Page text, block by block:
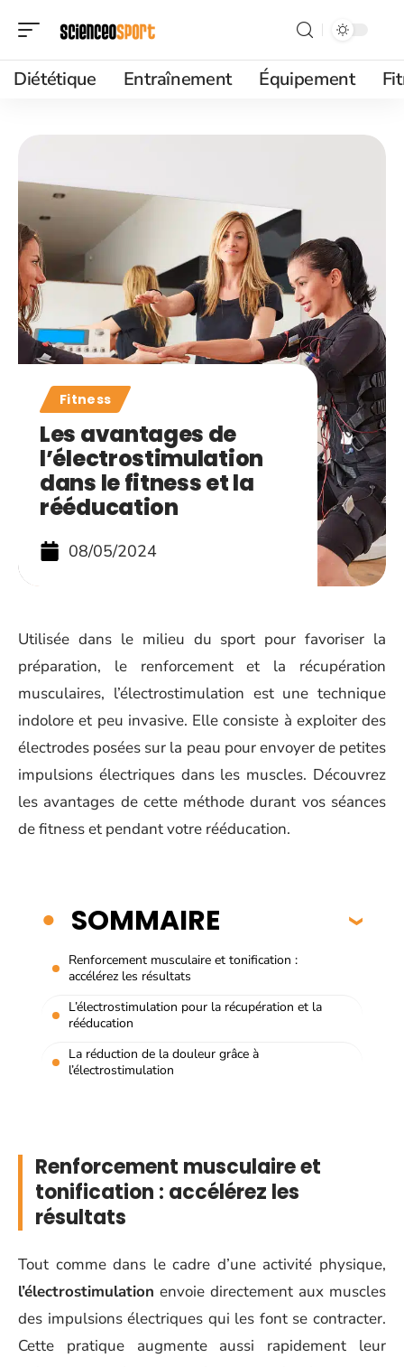
Diététique Entraînement Équipement
Fitness
Les avantages de
l’électrostimulation
dans le fitness et la
rééducation
08/05/2024
Utilisée dans le milieu du sport pour favoriser la
préparation, le renforcement et la récupération
musculaires, l’électrostimulation est une technique
indolore et peu invasive. Elle consiste à exploiter des
électrodes posées sur la peau pour envoyer de petites
impulsions électriques dans les muscles. Découvrez
les avantages de cette méthode durant vos séances
de fitness et pendant votre rééducation.
SOMMAIRE
Renforcement musculaire et tonification :
accélérez les résultats
L’électrostimulation pour la récupération et la
rééducation
La réduction de la douleur grâce à
l’électrostimulation
Renforcement musculaire et
tonification : accélérez les
résultats
Tout comme dans le cadre d’une activité physique,
l’électrostimulation envoie directement aux muscles
des impulsions électriques qui les font se contracter.
Cette pratique augmente aussi rapidement leur